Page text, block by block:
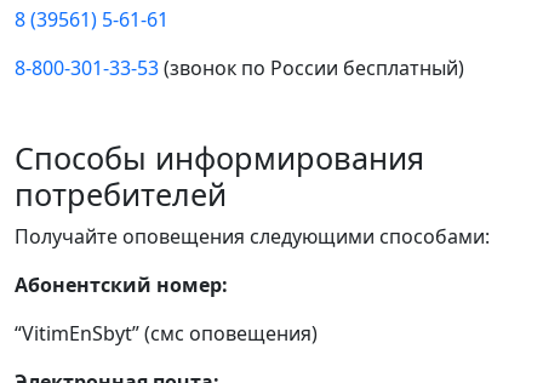
8 (39561) 5-61-61
8-800-301-33-53(звонок по России бесплатный)
Способы информирования
потребителей
Получайте оповещения следующими способами:
Абонентский номер:
“VitimEnSbyt” (смс оповещения)